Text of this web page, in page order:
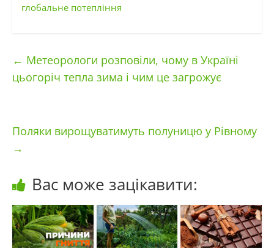
глобальне потепління
← Метеорологи розповіли, чому в Україні
цьогоріч тепла зима і чим це загрожує
Поляки вирощуватимуть полуницю у Рівному
→
Вас може зацікавити: